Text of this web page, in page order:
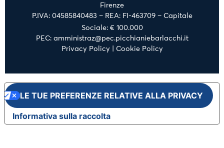
Firenze
P.IVA: 04585840483 – REA: FI-463709 – Capitale
Sociale: € 100.000
PEC: amministraz@pec.picchianiebarlacchi.it
Privacy Policy
Cookie Policy
Informativa sulla raccolta
LE TUE PREFERENZE RELATIVE ALLA PRIVACY